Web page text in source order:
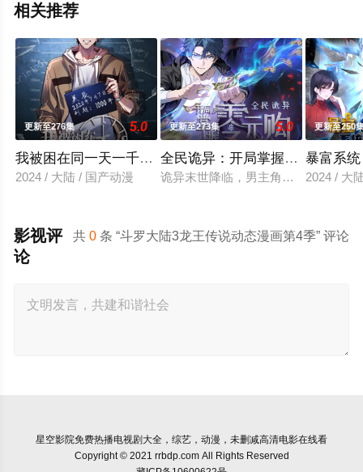
相关推荐
更新至276集 5.0
我被困在同一天一千年动态漫画
2024 / 大陆 / 国产动漫
更新至273集 5.0
全民诡异：开局掌握零元购动态
诡异末世降临，男主角陈木携万亿诡
更新至250
暴富系
2024 / 大
共0 条 “斗罗大陆3龙王传说动态漫画第4季” 评论
影视评
论
星空影院免费热播电视剧大全，综艺，动漫，未删减高清电影在线看
Copyright © 2021 rrbdp.com All Rights Reserved